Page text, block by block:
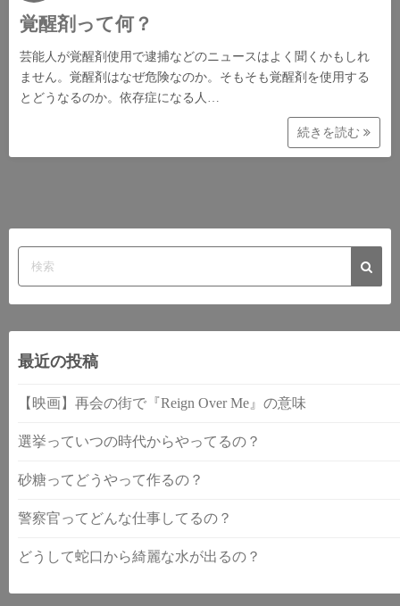
覚醒剤って何？
芸能人が覚醒剤使用で逮捕などのニュースはよく聞くかもしれ
ません。覚醒剤はなぜ危険なのか。そもそも覚醒剤を使用する
とどうなるのか。依存症になる人…
続きを読む
最近の投稿
【映画】再会の街で『Reign Over Me』の意味
選挙っていつの時代からやってるの？
砂糖ってどうやって作るの？
警察官ってどんな仕事してるの？
どうして蛇口から綺麗な水が出るの？